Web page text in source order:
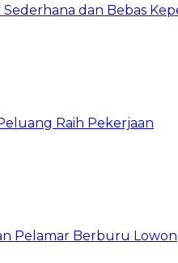
dan Bebas
Raih Pekerjaan
Pelamar Berburu